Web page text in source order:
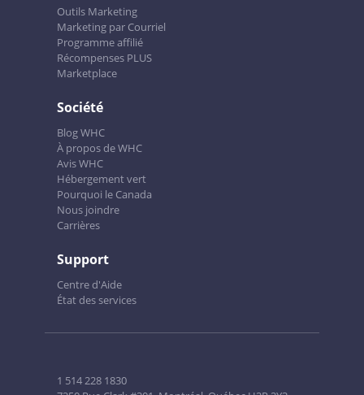
Outils Marketing
Marketing par Courriel
Programme affilié
Récompenses PLUS
Marketplace
Société
Blog WHC
À propos de WHC
Avis WHC
Hébergement vert
Pourquoi le Canada
Nous joindre
Carrières
Support
Centre d'Aide
État des services
1 514 228 1830